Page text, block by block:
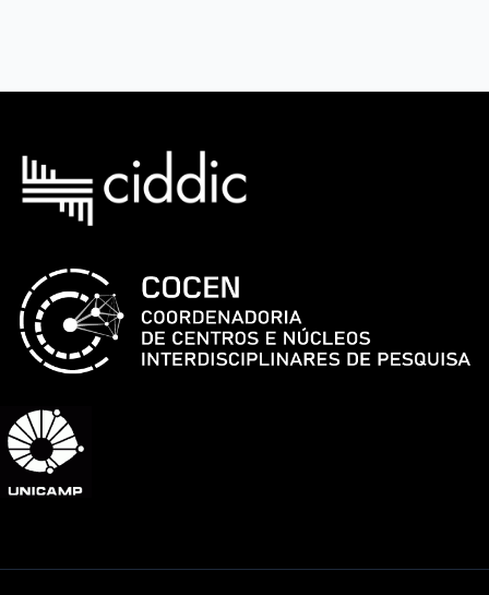
Garcia
Hashimoto